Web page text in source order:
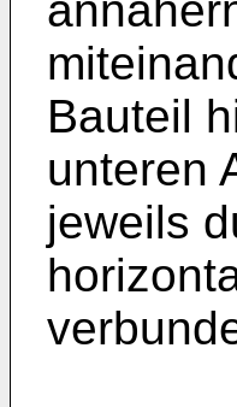
Bauteil
unteren
jeweils